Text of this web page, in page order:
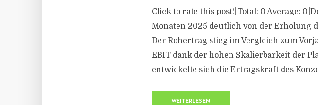
Click to rate this post![Total: 0 Average:
Monaten 2025 deutlich von der
Der Rohertrag stieg im Vergleich zum
EBIT dank der hohen Skalierbarkeit der
entwickelte sich die Ertragskraft des
WEITERLESEN